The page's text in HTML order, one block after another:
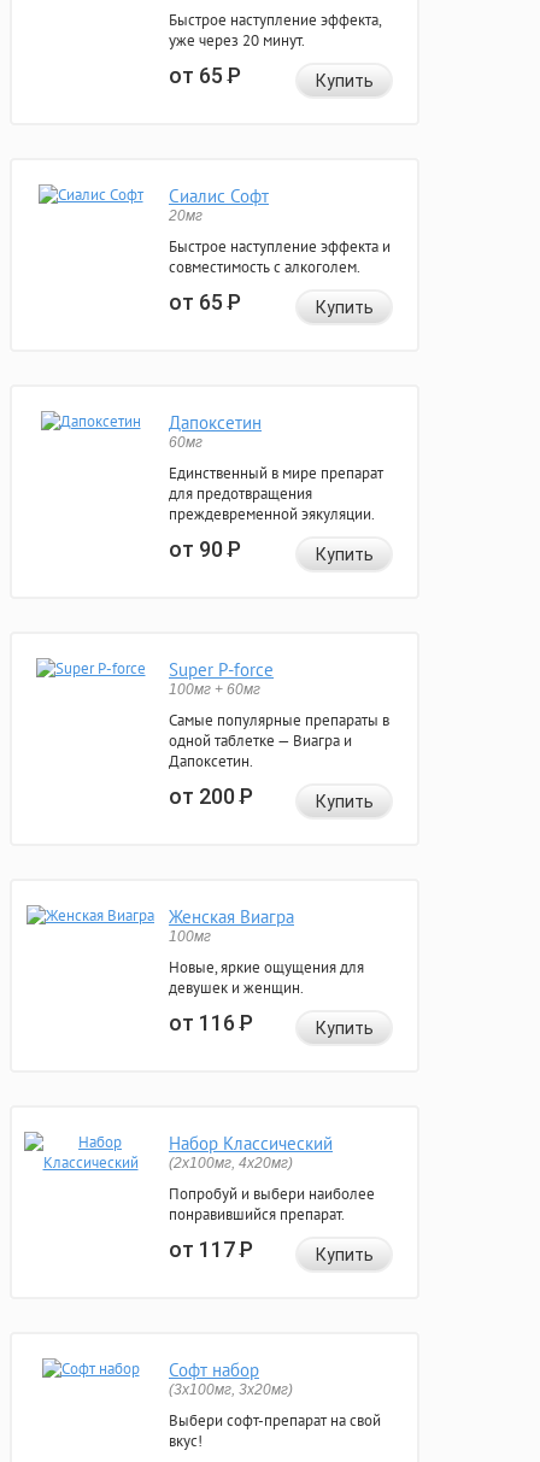
Быстрое наступление эффекта,
уже через 20 минут.
от 65Р Купить
Сиалис Софт
20мг
Быстрое наступление эффекта и
совместимость с алкоголем.
от 65Р Купить
Дапоксетин
60мг
Единственный в мире препарат
для предотвращения
преждевременной эякуляции.
от 90Р Купить
Super P-force
100мг + 60мг
Самые популярные препараты в
одной таблетке — Виагра и
Дапоксетин.
от 200Р Купить
Женская Виагра
100мг
Новые, яркие ощущения для
девушек и женщин.
от 116Р Купить
Набор Классический
(2x100мг, 4x20мг)
Попробуй и выбери наиболее
понравившийся препарат.
от 117Р Купить
Софт набор
(3x100мг, 3x20мг)
Выбери софт-препарат на свой
вкус!